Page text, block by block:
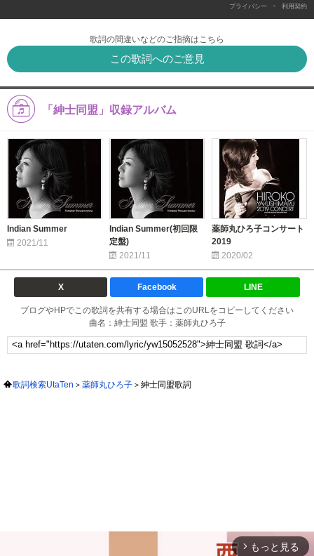
プライバシー - 利用契約
歌詞の間違いなどのご指摘はこちら
この歌詞へのご意見
「紳士同盟」収録アルバム
Indian Summer
2021/11
Indian Summer(初回限
定盤)
2021/11
薬師丸ひろ子コンサート
2019
2020/02
X Facebook LINE
ブログやHPでこの歌詞を共有する場合はこのURLをコピーしてください
曲名：紳士同盟 歌手：薬師丸ひろ子
歌詞検索UtaTen 薬師丸ひろ子 紳士同盟歌詞
arrow_forward_ios もっと見る